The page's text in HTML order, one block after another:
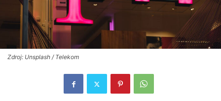
Zdroj: Unsplash / Telekom